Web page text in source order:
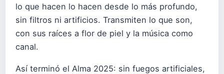
lo que hacen lo hacen desde lo más profundo,
sin filtros ni artificios. Transmiten lo que son,
con sus raíces a flor de piel y la música como
canal.
Así terminó el Alma 2025: sin fuegos artificiales,